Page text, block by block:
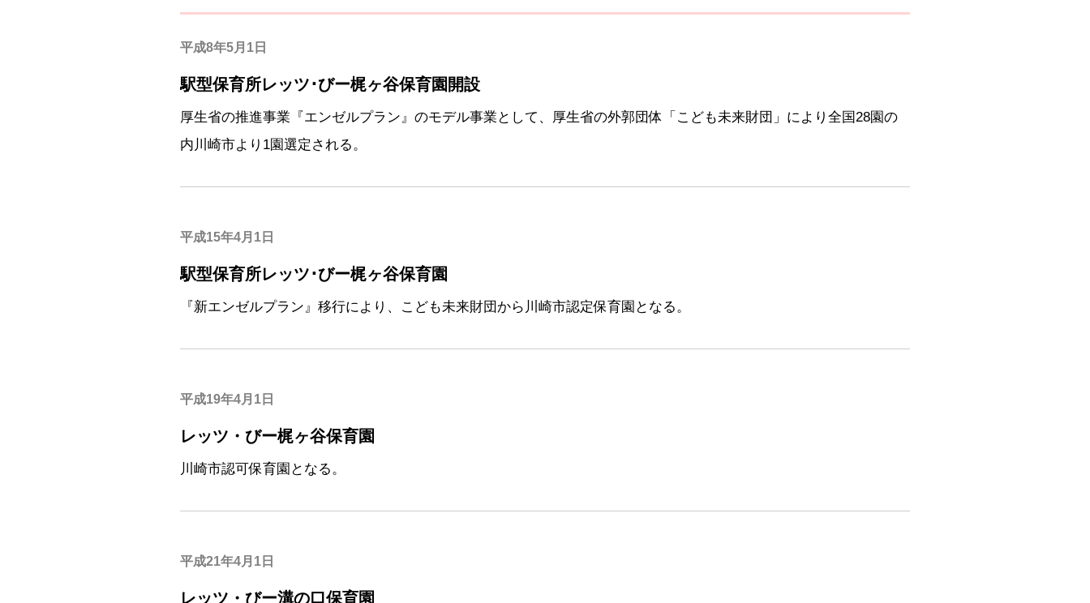
平成8年5月1日
駅型保育所レッツ･びー梶ヶ谷保育園開設
厚生省の推進事業『エンゼルプラン』のモデル事業として、厚生省の外郭団体「こども未来財団」により全国28園の
内川崎市より1園選定される。
平成15年4月1日
駅型保育所レッツ･びー梶ヶ谷保育園
『新エンゼルプラン』移行により、こども未来財団から川崎市認定保育園となる。
平成19年4月1日
レッツ・びー梶ヶ谷保育園
川崎市認可保育園となる。
平成21年4月1日
レッツ・びー溝の口保育園